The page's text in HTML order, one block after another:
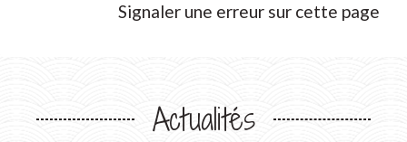
Signaler une erreur sur cette page
Actualités